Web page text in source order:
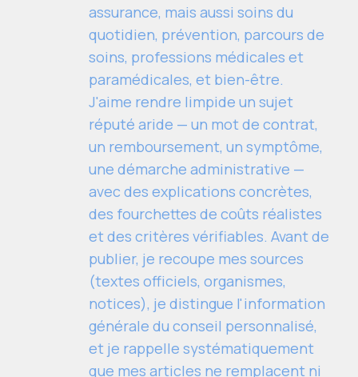
assurance, mais aussi soins du
quotidien, prévention, parcours de
soins, professions médicales et
paramédicales, et bien-être.
J'aime rendre limpide un sujet
réputé aride — un mot de contrat,
un remboursement, un symptôme,
une démarche administrative —
avec des explications concrètes,
des fourchettes de coûts réalistes
et des critères vérifiables. Avant de
publier, je recoupe mes sources
(textes officiels, organismes,
notices), je distingue l'information
générale du conseil personnalisé,
et je rappelle systématiquement
que mes articles ne remplacent ni